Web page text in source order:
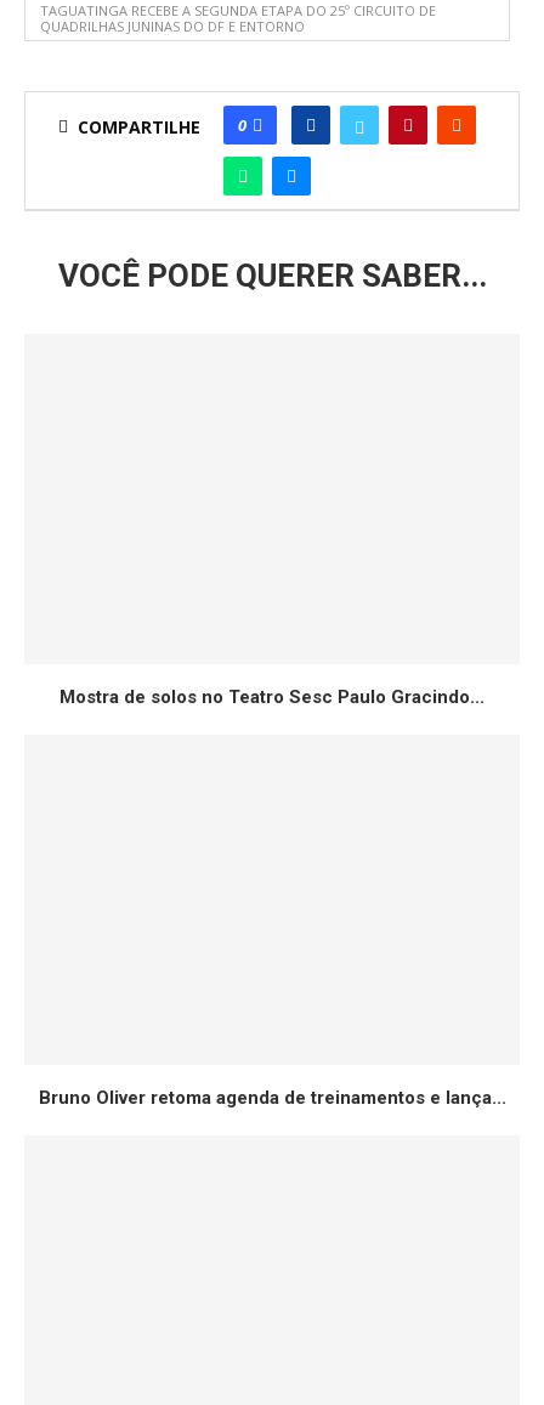
TAGUATINGA RECEBE A SEGUNDA ETAPA DO 25º CIRCUITO DE
QUADRILHAS JUNINAS DO DF E ENTORNO
COMPARTILHE 0
VOCÊ PODE QUERER SABER...
Mostra de solos no Teatro Sesc Paulo Gracindo...
Bruno Oliver retoma agenda de treinamentos e lança...